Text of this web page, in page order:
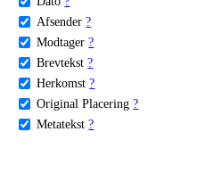
Afsender ?
Modtager ?
Brevtekst ?
Herkomst ?
Original Placering ?
Metatekst ?